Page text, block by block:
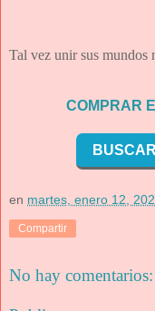
Tal vez unir sus
COMPRAR
en martes, enero 12,
Compartir
No hay comentarios: